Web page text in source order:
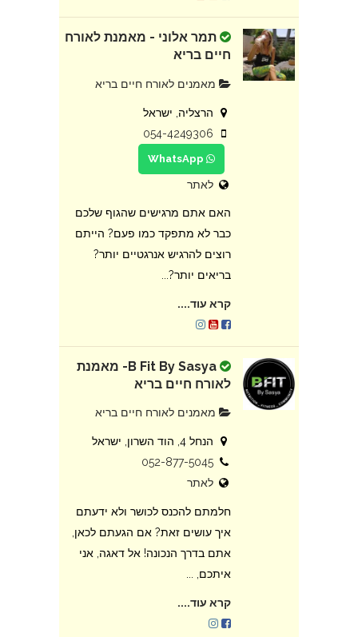
תמר אלוני - מאמנת לאורח
חיים בריא
מאמנים לאורח חיים בריא
הרצליה, ישראל
054-4249306
לאתר
האם אתם מרגישים שהגוף שלכם
כבר לא מתפקד כמו פעם? הייתם
רוצים להרגיש אנרגטיים יותר?
בריאים יותר?...
קרא עוד....
B Fit By Sasya- מאמנת
לאורח חיים בריא
מאמנים לאורח חיים בריא
הנחל 4, הוד השרון, ישראל
052-877-5045
לאתר
חלמתם להכנס לכושר ולא ידעתם
איך עושים זאת? אם הגעתם לכאן,
אתם בדרך הנכונה! אל דאגה, אני
איתכם, ...
קרא עוד....